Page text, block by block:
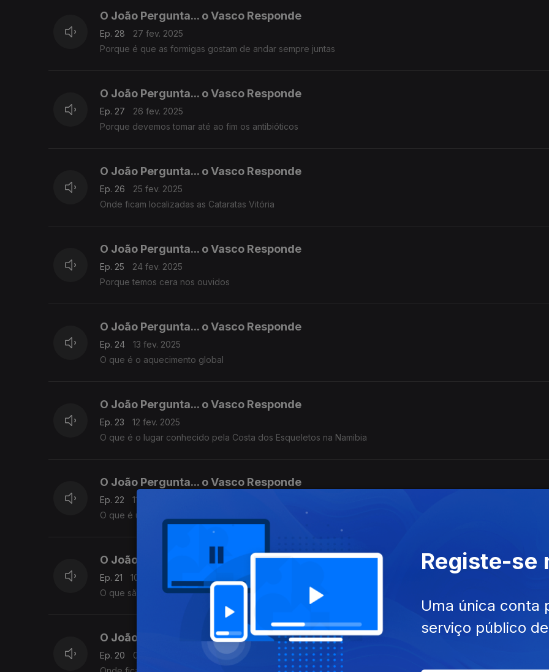
O João Pergunta... o Vasco Responde
Ep. 28
27 fev. 2025
Porque é que as formigas gostam de andar sempre juntas
O João Pergunta... o Vasco Responde
Ep. 27
26 fev. 2025
Porque devemos tomar até ao fim os antibióticos
O João Pergunta... o Vasco Responde
Ep. 26
25 fev. 2025
Onde ficam localizadas as Cataratas Vitória
O João Pergunta... o Vasco Responde
Ep. 25
24 fev. 2025
Porque temos cera nos ouvidos
O João Pergunta... o Vasco Responde
Ep. 24
13 fev. 2025
O que é o aquecimento global
O João Pergunta... o Vasco Responde
Ep. 23
12 fev. 2025
O que é o lugar conhecido pela Costa dos Esqueletos na Namibia
O João Pergunta... o Vasco Responde
Ep. 22
11 fev. 2025
O que é uma Savana
O João Pergunta... o Vasco Responde
Ep. 21
10 fev. 2025
O que são águas macias e águas duras
O João Pergunta... o Vasco Responde
Ep. 20
07 fev. 2025
Registe-se
Uma única conta
serviço público